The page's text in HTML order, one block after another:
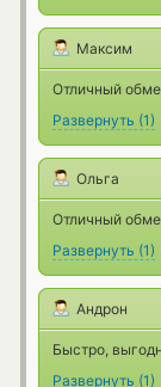
Максим
Отличный
Развернуть (1)
Ольга
Отличный
Развернуть (1)
Андрон
Быстро,
Развернуть (1)